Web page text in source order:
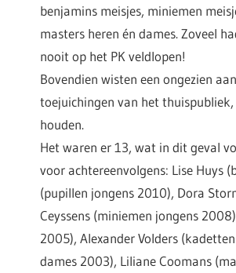
benjamins meisjes, miniemen
masters heren én dames. Zoveel
nooit op het PK veldlopen!
Bovendien wisten een ongezien
toejuichingen van het
houden.
Het waren er 13, wat in dit geval
voor achtereenvolgens: Lise Huys
(pupillen jongens 2010), Dora
Ceyssens (miniemen jongens
2005), Alexander Volders
dames 2003), Liliane Coomans